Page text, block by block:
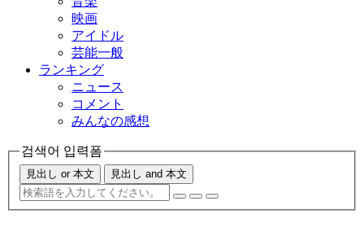
映画
アイドル
芸能一般
ランキング
ニュース
コメント
みんなの感想
검색어 입력폼
見出し or 本文 見出し and 本文